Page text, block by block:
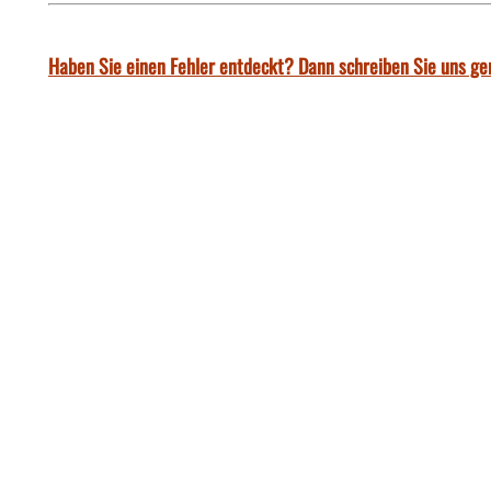
Haben Sie einen Fehler entdeckt? Dann schreiben Sie uns